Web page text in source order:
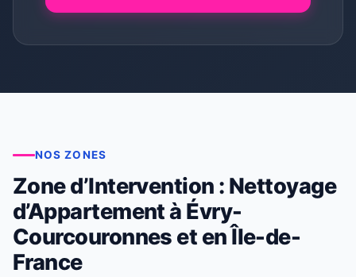
NOS ZONES
Zone d’Intervention : Nettoyage
d’Appartement à Évry-
Courcouronnes et en Île-de-
France